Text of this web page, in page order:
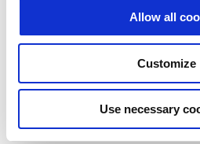
Allow all
Customize
Use necessary
Mitä ketteryydellä
Ketterä verrattuna